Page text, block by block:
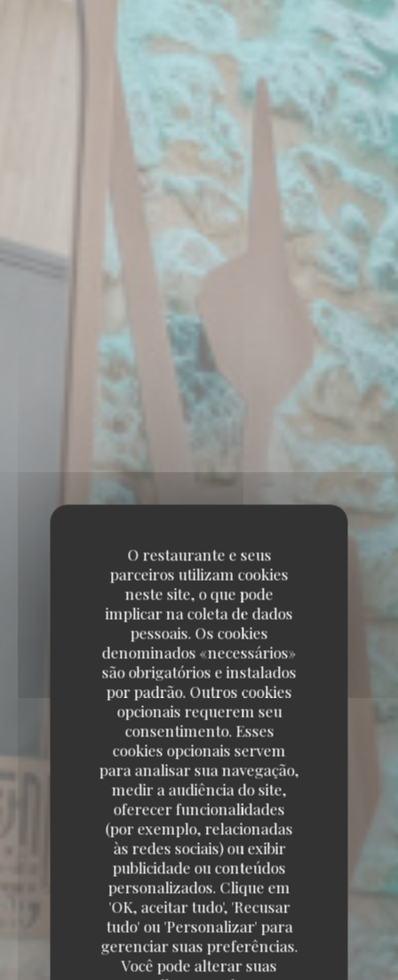
O restaurante e seus
parceiros utilizam cookies
neste site, o que pode
implicar na coleta de dados
pessoais. Os cookies
denominados «necessários»
são obrigatórios e instalados
por padrão. Outros cookies
opcionais requerem seu
consentimento. Esses
cookies opcionais servem
para analisar sua navegação,
medir a audiência do site,
oferecer funcionalidades
(por exemplo, relacionadas
às redes sociais) ou exibir
publicidade ou conteúdos
personalizados. Clique em
'OK, aceitar tudo', 'Recusar
tudo' ou 'Personalizar' para
gerenciar suas preferências.
Você pode alterar suas